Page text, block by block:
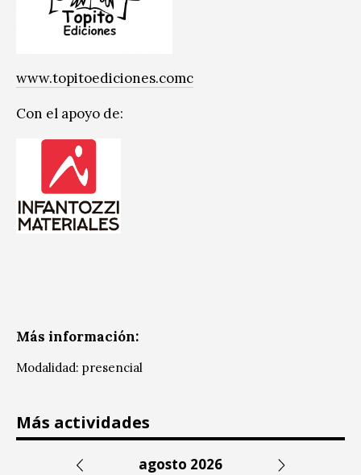
www.topitoediciones.comc
Con el apoyo de:
Más información:
Modalidad: presencial
Más actividades
agosto 2026